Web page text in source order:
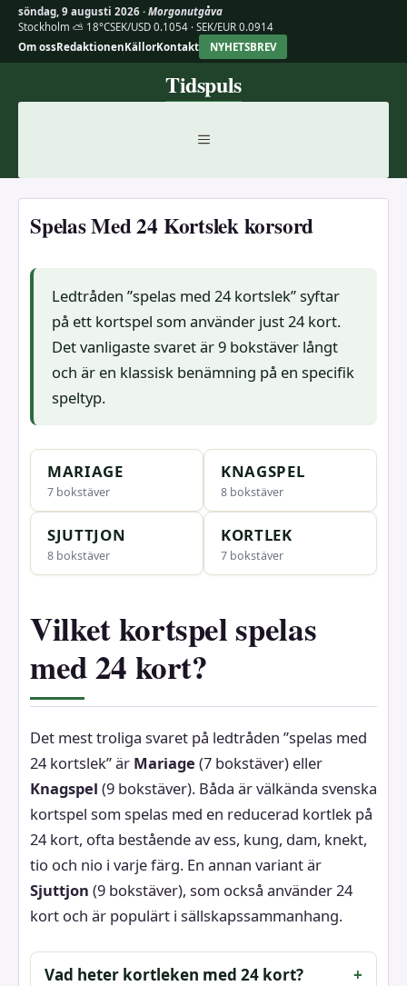
söndag, 9 augusti 2026 · Morgonutgåva
Stockholm ⛅ 18°CSEK/USD 0.1054 · SEK/EUR 0.0914
Om ossRedaktionenKällorKontakt NYHETSBREV
Tidspuls
MENY
Spelas Med 24 Kortslek korsord
Ledtråden ”spelas med 24 kortslek” syftar
på ett kortspel som använder just 24 kort.
Det vanligaste svaret är 9 bokstäver långt
och är en klassisk benämning på en specifik
speltyp.
MARIAGE
7 bokstäver
KNAGSPEL
8 bokstäver
SJUTTJON
8 bokstäver
KORTLEK
7 bokstäver
Vilket kortspel spelas
med 24 kort?
Det mest troliga svaret på ledtråden ”spelas med
24 kortslek” är Mariage (7 bokstäver) eller
Knagspel (9 bokstäver). Båda är välkända svenska
kortspel som spelas med en reducerad kortlek på
24 kort, ofta bestående av ess, kung, dam, knekt,
tio och nio i varje färg. En annan variant är
Sjuttjon (9 bokstäver), som också använder 24
kort och är populärt i sällskapssammanhang.
Vad heter kortleken med 24 kort?